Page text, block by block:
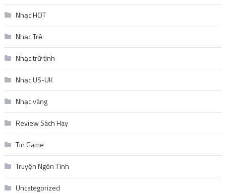
Nhạc HOT
Nhạc Trẻ
Nhạc trữ tình
Nhạc US-UK
Nhạc vàng
Review Sách Hay
Tin Game
Truyện Ngôn Tình
Uncategorized